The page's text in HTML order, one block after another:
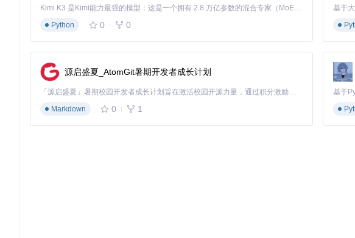
你的B站收藏夹是否积累了上百个优质视频？BilibiliDown支持通过配置文件实现收藏
如何优化视频下载速度与性能？
BilibiliDown在资源占用和下载速度之间取得了完美平衡。通过任务管理器可以看到，
用控制在387MB左右。建议根据网络状况调整并发线程数，在网络高峰期适当降低线
Kimi K3 是Kimi能力最强的模型：这是一个拥有 2.8 万亿参数的混合专家（MoE）模型，具备原生视觉理解能力，并支持 100 万 token 的上下文窗口。
Python
0 0
基于
源启盛夏_AtomGit暑期开发者成长计划
「源启盛夏」暑期校园开发者成长计划旨在激活校园开源力量，通过积分激励、认证扶持、资源倾斜等形式，引导高校组织和开发者完成「入驻 — 建项目 — 做贡献 — 获认证 — 得资源」的完整闭环。无论你是想带领社团入驻平台的组织者，还是希望用代码贡献证明自己的开发者，都能在这里找到属于你的成长路径。
Markdown
0 1